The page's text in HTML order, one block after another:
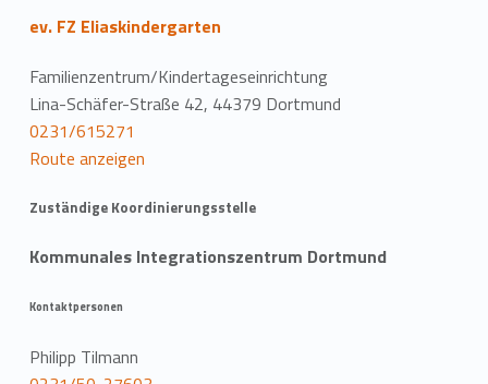
ev. FZ Eliaskindergarten
Familienzentrum/Kindertageseinrichtung
Lina-Schäfer-Straße 42, 44379 Dortmund
0231/615271
Route anzeigen
Zuständige Koordinierungsstelle
Kommunales Integrationszentrum Dortmund
Kontaktpersonen
Philipp Tilmann